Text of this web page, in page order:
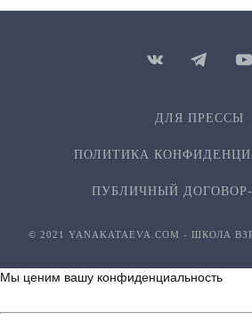
© 2021 YANAKATAEVA.COM - ШКОЛА
ДЛЯ ПРЕССЫ
ПОЛИТИКА
ПУБЛИЧНЫЙ
Мы ценим вашу конфиденциальность